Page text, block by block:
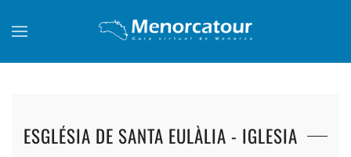
Skip to main content
ESGLÉSIA DE SANTA EULÀLIA - IGLESIA